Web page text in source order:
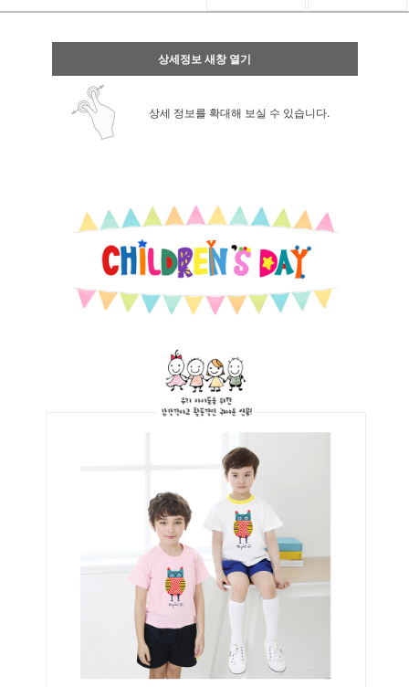
상세정보 새창 열기
상세 정보를 확대해 보실 수 있습니다.